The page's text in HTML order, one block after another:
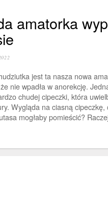
amatorka
jest ta nasza nowa
nie wpadła w anorekcję.
chudej cipeczki, która
Wygląda na ciasną cipeczkę,
mogłaby pomieścić?